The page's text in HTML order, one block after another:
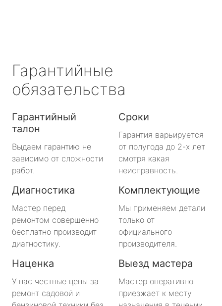
Гарантийные
обязательства
Гарантийный
талон
Выдаем гарантию не
зависимо от сложности
работ.
Сроки
Гарантия варьируется
от полугода до 2-х лет
смотря какая
неисправность.
Диагностика
Мастер перед
ремонтом совершенно
бесплатно производит
диагностику.
Комплектующие
Мы применяем детали
только от
официального
производителя.
Наценка
У нас честные цены за
ремонт садовой и
Выезд мастера
Мастер оперативно
приезжает к месту